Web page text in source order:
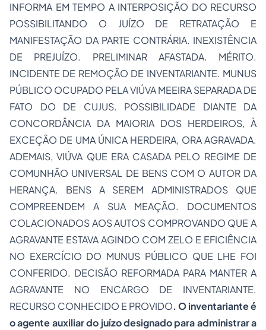
INFORMA EM TEMPO A INTERPOSIÇÃO DO RECURSO
POSSIBILITANDO O JUÍZO DE RETRATAÇÃO E
MANIFESTAÇÃO DA PARTE CONTRÁRIA. INEXISTÊNCIA
DE PREJUÍZO. PRELIMINAR AFASTADA. MÉRITO.
INCIDENTE DE REMOÇÃO DE INVENTARIANTE. MUNUS
PÚBLICO OCUPADO PELA VIÚVA MEEIRA SEPARADA DE
FATO DO DE CUJUS. POSSIBILIDADE DIANTE DA
CONCORDÂNCIA DA MAIORIA DOS HERDEIROS, À
EXCEÇÃO DE UMA ÚNICA HERDEIRA, ORA AGRAVADA.
ADEMAIS, VIÚVA QUE ERA CASADA PELO REGIME DE
COMUNHÃO UNIVERSAL DE BENS COM O AUTOR DA
HERANÇA. BENS A SEREM ADMINISTRADOS QUE
COMPREENDEM A SUA MEAÇÃO. DOCUMENTOS
COLACIONADOS AOS AUTOS COMPROVANDO QUE A
AGRAVANTE ESTAVA AGINDO COM ZELO E EFICIÊNCIA
NO EXERCÍCIO DO MUNUS PÚBLICO QUE LHE FOI
CONFERIDO. DECISÃO REFORMADA PARA MANTER A
AGRAVANTE NO ENCARGO DE INVENTARIANTE.
RECURSO CONHECIDO E PROVIDO. O inventariante é
o agente auxiliar do juízo designado para administrar a